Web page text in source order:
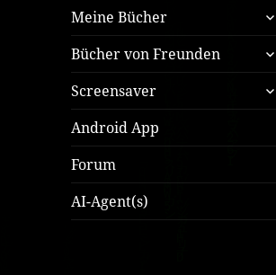
Meine Bücher
Bücher von Freunden
Screensaver
Android App
Forum
AI-Agent(s)